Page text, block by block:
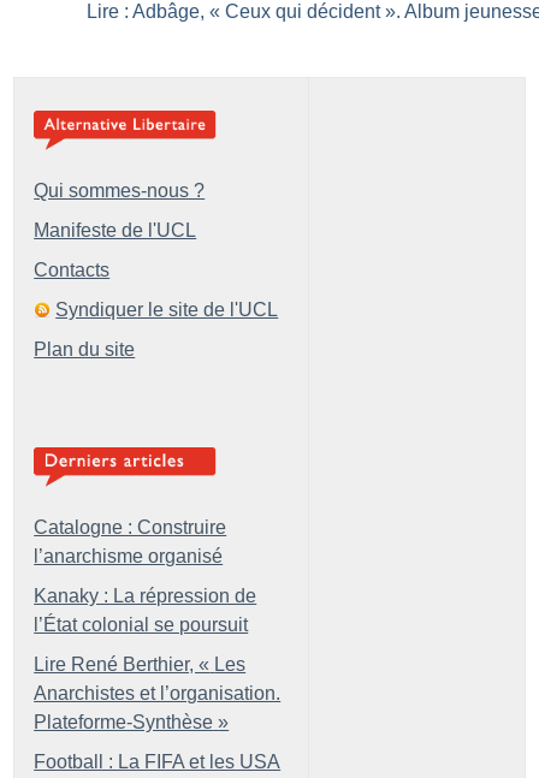
Lire : Adbâge, « Ceux qui décident ». Album
Qui sommes-nous ?
Manifeste de l'UCL
Contacts
Syndiquer le site de l'UCL
Plan du site
Catalogne : Construire
l’anarchisme organisé
Kanaky : La répression de
l’État colonial se poursuit
Lire René Berthier, « Les
Anarchistes et l’organisation.
Plateforme-Synthèse »
Football : La FIFA et les USA